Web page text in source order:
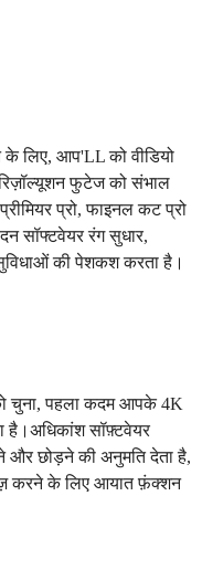
के लिए, आप'LL को वीडियो
फुटेज को संभाल
प्रो, फाइनल कट प्रो
सॉफ्टवेयर रंग सुधार,
की पेशकश करता है।
चुना, पहला कदम आपके 4K
है।अधिकांश सॉफ़्टवेयर
छोड़ने की अनुमति देता है,
करने के लिए आयात फ़ंक्शन